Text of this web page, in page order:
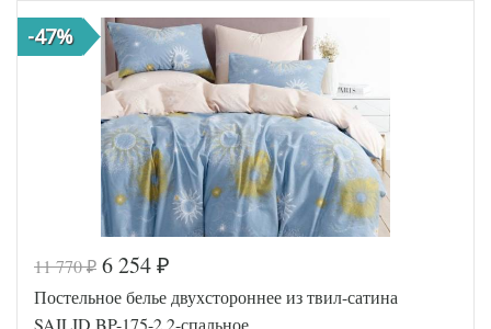
пододеяльника
Размер
простыни
220х250
50х70
(2шт),
70х70
(2шт)
Производитель
Sailid
(Китай)
Код товара
575-571
Артикул
SLD-BP
-153-2
-47%
11 770₽ 6 254 ₽
Постельное белье двухстороннее из твил-сатина
SAILID BP-175-2 2-спальное